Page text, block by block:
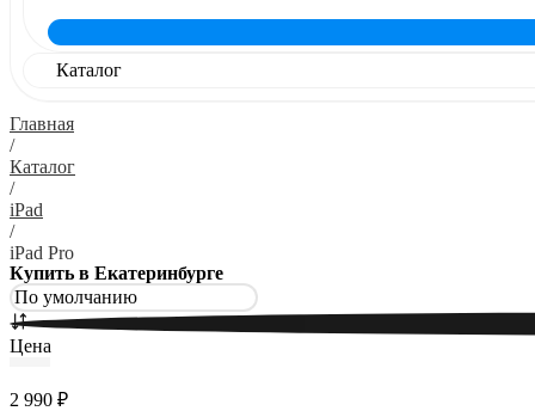
Каталог
Главная
/
Каталог
/
iPad
/
iPad Pro
Купить в Екатеринбурге
Цена
2 990 ₽